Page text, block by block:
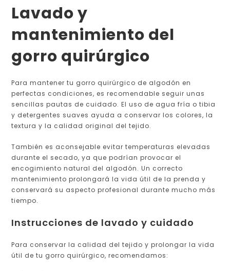
Lavado y
mantenimiento del
gorro quirúrgico
Para mantener tu gorro quirúrgico de algodón en
perfectas condiciones, es recomendable seguir unas
sencillas pautas de cuidado. El uso de agua fría o tibia
y detergentes suaves ayuda a conservar los colores, la
textura y la calidad original del tejido.
También es aconsejable evitar temperaturas elevadas
durante el secado, ya que podrían provocar el
encogimiento natural del algodón. Un correcto
mantenimiento prolongará la vida útil de la prenda y
conservará su aspecto profesional durante mucho más
tiempo.
Instrucciones de lavado y cuidado
Para conservar la calidad del tejido y prolongar la vida
útil de tu gorro quirúrgico, recomendamos: